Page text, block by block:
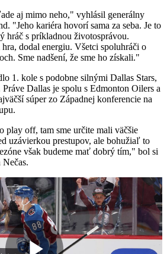
aj mimo neho," vyhlásil generálny
"Jeho kariéra hovorí sama za seba. Je to
hráč s príkladnou životosprávou.
dodal energiu. Všetci spoluhráči o
Sme nadšení, že sme ho získali."
1. kole s podobne silnými Dallas Stars,
Dallas je spolu s Edmonton Oilers a
súper zo Západnej konferencie na
play off, tam sme určite mali väčšie
uzávierkou prestupov, ale bohužiaľ to
však budeme mať dobrý tím," bol si